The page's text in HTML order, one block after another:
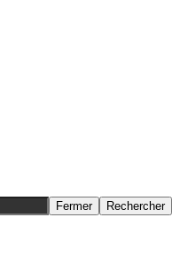
Fermer Rechercher